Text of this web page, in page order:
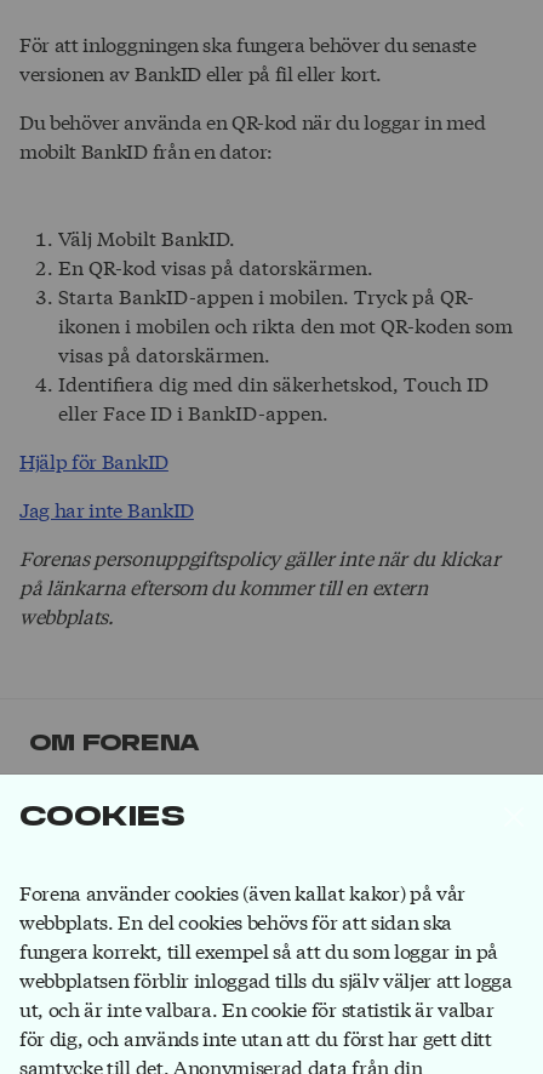
Cookies
Forena använder cookies (även kallat kakor) på vår
webbplats. En del cookies behövs för att sidan ska
fungera korrekt, till exempel så att du som loggar in på
webbplatsen förblir inloggad tills du själv väljer att logga
ut, och är inte valbara. En cookie för statistik är valbar
för dig, och används inte utan att du först har gett ditt
samtycke till det. Anonymiserad data från din
För att inloggningen ska fungera behöver du senaste
versionen av BankID eller på fil eller kort.
Du behöver använda en QR-kod när du loggar in med
mobilt BankID från en dator:
Välj Mobilt BankID.
En QR-kod visas på datorskärmen.
Starta BankID-appen i mobilen. Tryck på QR-
ikonen i mobilen och rikta den mot QR-koden som
visas på datorskärmen.
Identifiera dig med din säkerhetskod, Touch ID
eller Face ID i BankID-appen.
Hjälp för BankID
Jag har inte BankID
Forenas personuppgiftspolicy gäller inte när du klickar
på länkarna eftersom du kommer till en extern
webbplats.
Om Forena
Forena är det största facket inom
försäkringsbranschen. Våra medlemmar jobbar på
försäkringsbolag och hos försäkringsförmedlare.Bli
medlemdu också!
Forena
Box 1116